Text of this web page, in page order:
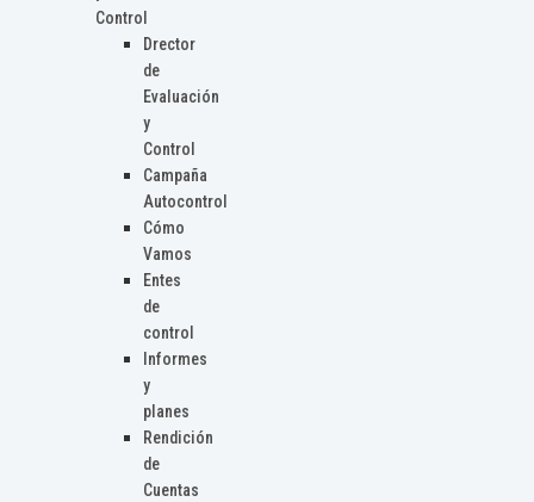
Control
Drector
de
Evaluación
y
Control
Campaña
Autocontrol
Cómo
Vamos
Entes
de
control
Informes
y
planes
Rendición
de
Cuentas